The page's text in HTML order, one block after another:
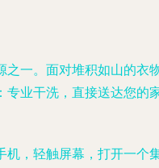
之一。面对堆积如山的
业干洗，直接送达您
，轻触屏幕，打开一